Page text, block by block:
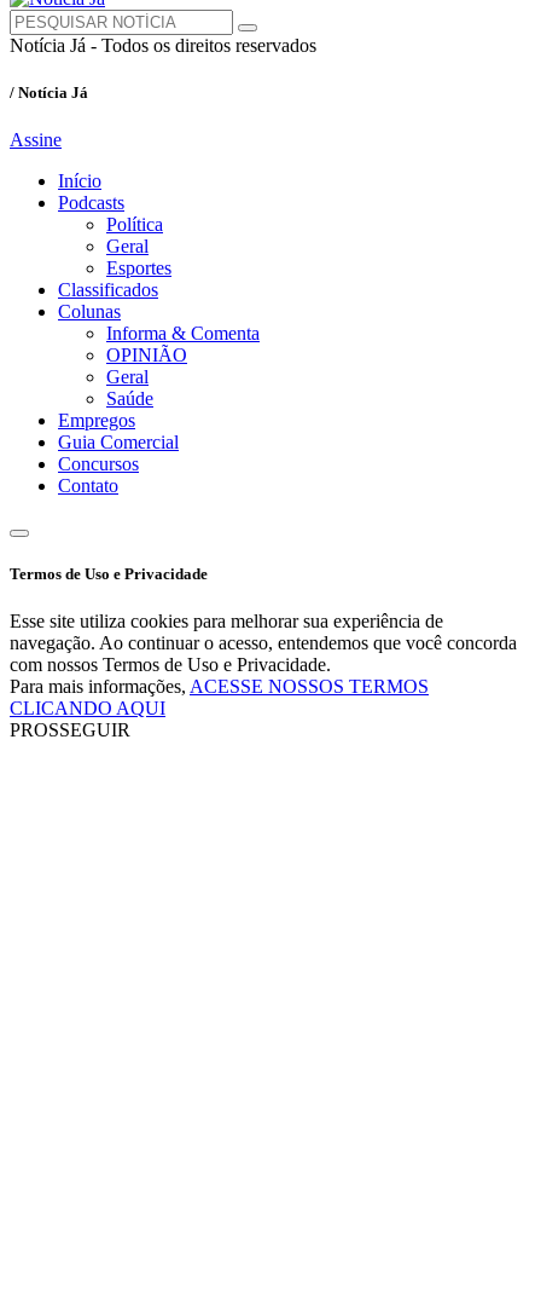
Notícia Já - Todos os direitos reservados
/ Notícia Já
Assine
Início
Podcasts
Política
Geral
Esportes
Classificados
Colunas
Informa & Comenta
OPINIÃO
Geral
Saúde
Empregos
Guia Comercial
Concursos
Contato
Termos de Uso e Privacidade
Esse site utiliza cookies para melhorar sua experiência de
navegação. Ao continuar o acesso, entendemos que você concorda
com nossos Termos de Uso e Privacidade.
Para mais informações, ACESSE NOSSOS TERMOS
CLICANDO AQUI
PROSSEGUIR